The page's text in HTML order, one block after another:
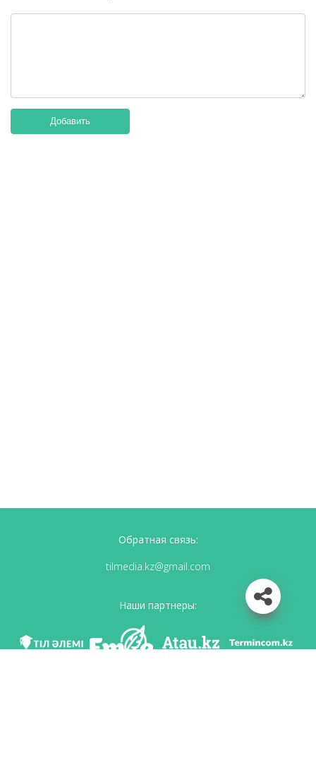
Добавить
Обратная связь:
tilmedia.kz@gmail.com
Наши партнеры: